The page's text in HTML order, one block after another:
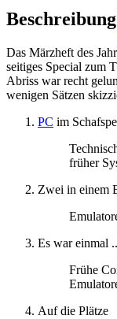
Beschreibung
Das Märzheft des
seitiges Special zum
Abriss war recht
wenigen Sätzen
PC im
früher
Zwei in einem
Es war einmal
Frühe
Auf die Plätze